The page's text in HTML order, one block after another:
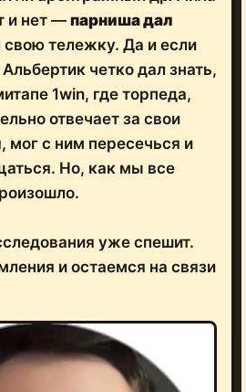
и нет —
парниша дал
свою тележку. Да и если
Альбертик четко дал знать,
1win, где торпеда,
отвечает за свои
мог с ним пересечься и
Но, как мы все
уже спешит.
и остаемся на связи